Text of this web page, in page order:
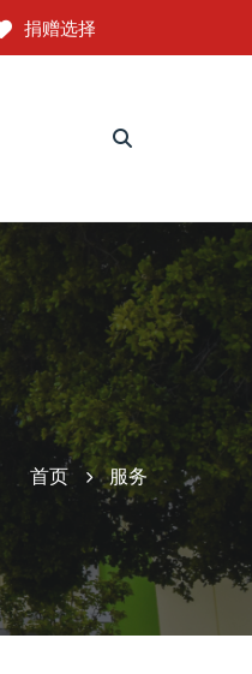
捐赠选择
首页 服务